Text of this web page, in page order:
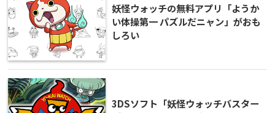
妖怪ウォッチの無料アプリ「ようか
い体操第一 パズルだニャン」がおも
しろい
3DSソフト「妖怪ウォッチバスター